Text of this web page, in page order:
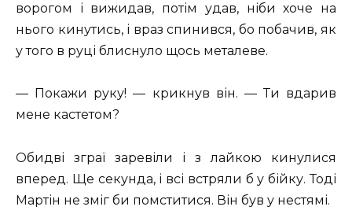
ворогом і вижидав, потім удав, ніби хоче на
нього кинутись, і враз спинився, бо побачив, як
у того в руці блиснуло щось металеве.
— Покажи руку! — крикнув він. — Ти вдарив
мене кастетом?
Обидві зграї заревіли і з лайкою кинулися
вперед. Ще секунда, і всі встряли б у бійку. Тоді
Мартін не зміг би помститися. Він був у нестямі.